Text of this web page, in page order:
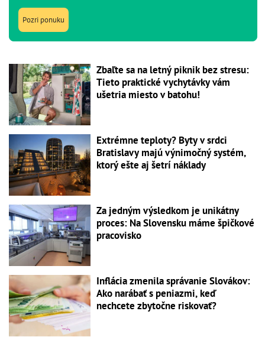
Pozri ponuku
Zbaľte sa na letný piknik bez stresu:
Tieto praktické vychytávky vám
ušetria miesto v batohu!
Extrémne teploty? Byty v srdci
Bratislavy majú výnimočný systém,
ktorý ešte aj šetrí náklady
Za jedným výsledkom je unikátny
proces: Na Slovensku máme špičkové
pracovisko
Inflácia zmenila správanie Slovákov:
Ako narábať s peniazmi, keď
nechcete zbytočne riskovať?